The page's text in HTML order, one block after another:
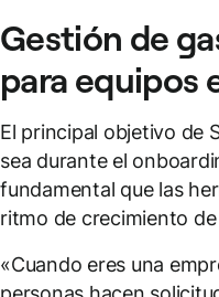
Gestión de
para equipos
El principal objetivo de
sea durante el
fundamental que las
ritmo de crecimiento de
«Cuando eres una